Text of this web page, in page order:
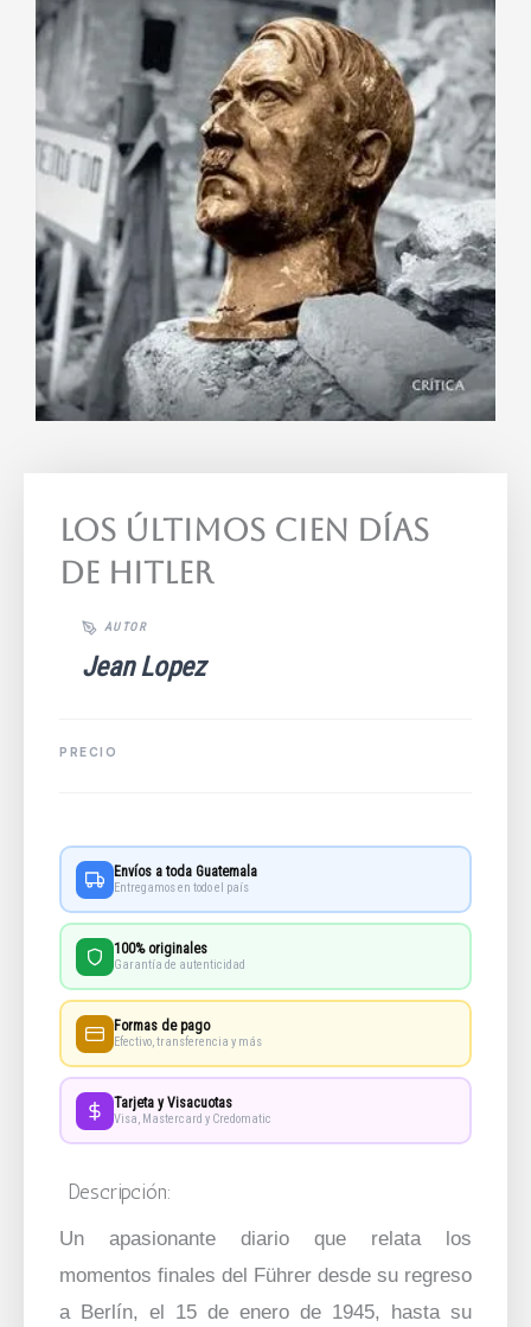
Los Últimos Cien Días
De Hitler
Jean Lopez
Envíos a toda Guatemala
Entregamos en todo el país
100% originales
Garantía de autenticidad
Formas de pago
Efectivo, transferencia y más
Tarjeta y Visacuotas
Visa, Mastercard y Credomatic
Descripción:
Un apasionante diario que relata los
momentos finales del Führer desde su regreso
a Berlín, el 15 de enero de 1945, hasta su